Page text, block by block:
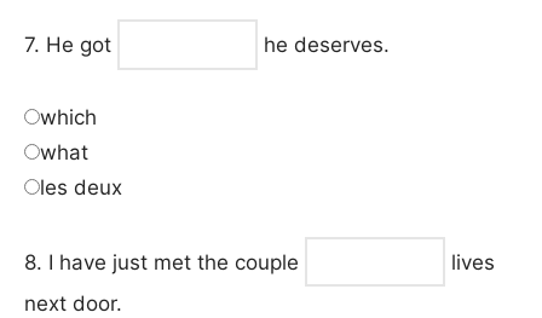
7. He got he deserves.
which
what
les deux
8. I have just met the couple
lives
next door.